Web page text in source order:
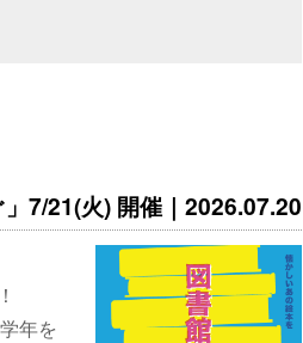
7/21(火) 開催｜2026.07.20
年を